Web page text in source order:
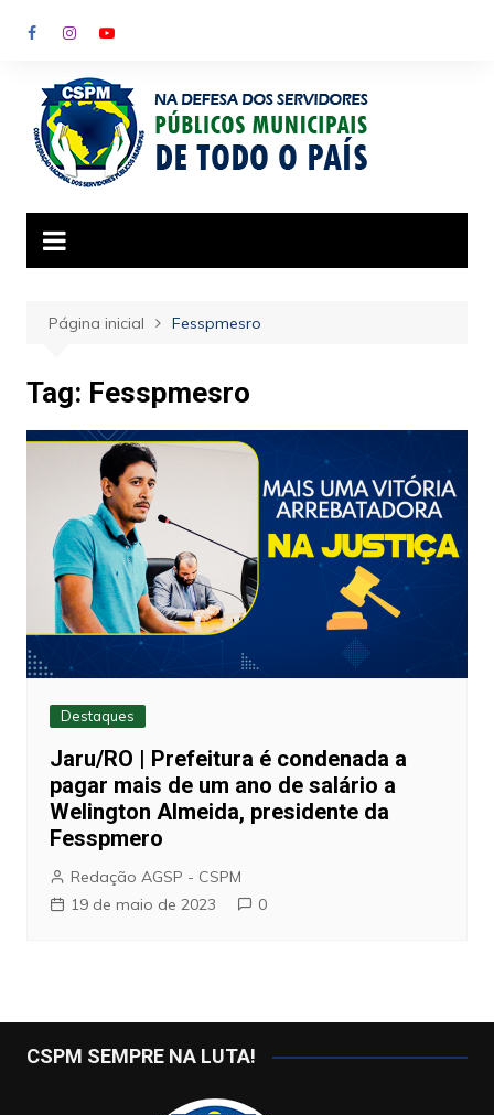
para
conteúdo
Página inicial Fesspmesro
Tag: Fesspmesro
Destaques
Jaru/RO | Prefeitura é condenada a
pagar mais de um ano de salário a
Welington Almeida, presidente da
Fesspmero
Redação AGSP - CSPM
19 de maio de 2023
0
CSPM SEMPRE NA LUTA!